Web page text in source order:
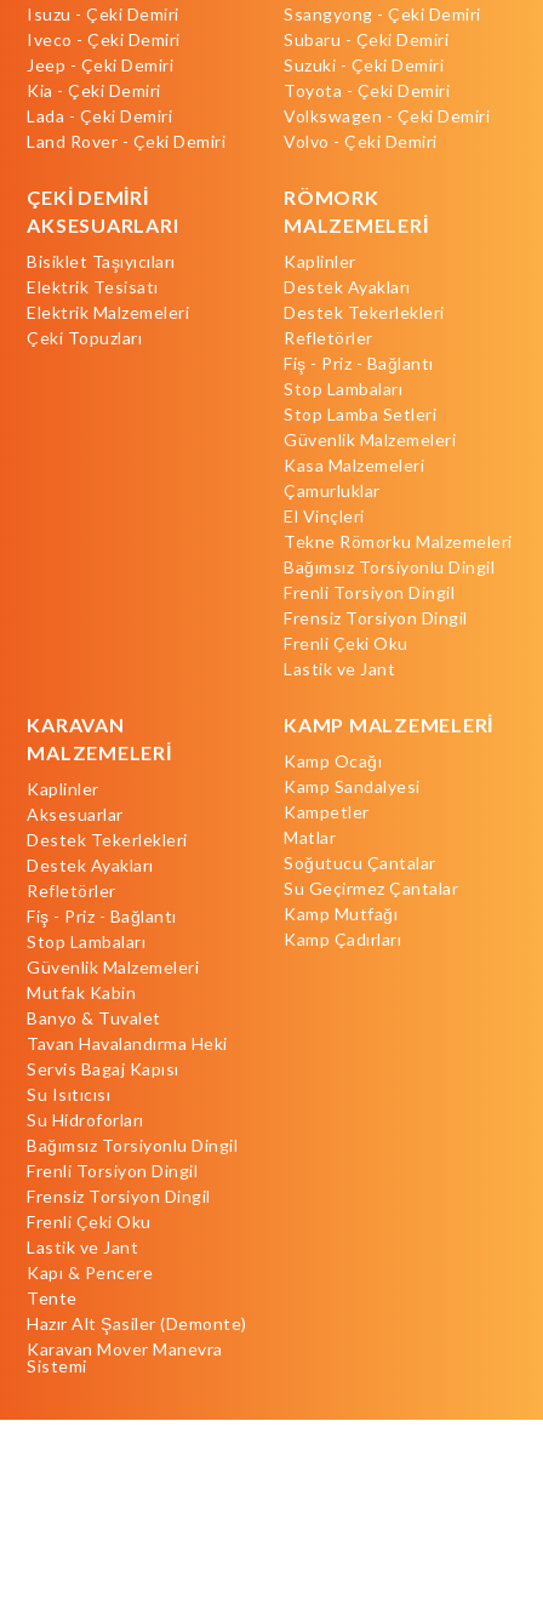
Isuzu - Çeki Demiri
Iveco - Çeki Demiri
Jeep - Çeki Demiri
Kia - Çeki Demiri
Lada - Çeki Demiri
Land Rover - Çeki Demiri
Ssangyong - Çeki Demiri
Subaru - Çeki Demiri
Suzuki - Çeki Demiri
Toyota - Çeki Demiri
Volkswagen - Çeki Demiri
Volvo - Çeki Demiri
ÇEKİ DEMİRİ
AKSESUARLARI
Bisiklet Taşıyıcıları
Elektrik Tesisatı
Elektrik Malzemeleri
Çeki Topuzları
RÖMORK
MALZEMELERİ
Kaplinler
Destek Ayakları
Destek Tekerlekleri
Refletörler
Fiş - Priz - Bağlantı
Stop Lambaları
Stop Lamba Setleri
Güvenlik Malzemeleri
Kasa Malzemeleri
Çamurluklar
El Vinçleri
Tekne Römorku Malzemeleri
Bağımsız Torsiyonlu Dingil
Frenli Torsiyon Dingil
Frensiz Torsiyon Dingil
Frenli Çeki Oku
Lastik ve Jant
KARAVAN
MALZEMELERİ
Kaplinler
Aksesuarlar
Destek Tekerlekleri
Destek Ayakları
Refletörler
Fiş - Priz - Bağlantı
Stop Lambaları
Güvenlik Malzemeleri
Mutfak Kabin
Banyo & Tuvalet
Tavan Havalandırma Heki
Servis Bagaj Kapısı
Su Isıtıcısı
Su Hidroforları
Bağımsız Torsiyonlu Dingil
Frenli Torsiyon Dingil
Frensiz Torsiyon Dingil
Frenli Çeki Oku
Lastik ve Jant
Kapı & Pencere
Tente
Hazır Alt Şasiler (Demonte)
Karavan Mover Manevra
Sistemi
KAMP MALZEMELERİ
Kamp Ocağı
Kamp Sandalyesi
Kampetler
Matlar
Soğutucu Çantalar
Su Geçirmez Çantalar
Kamp Mutfağı
Kamp Çadırları